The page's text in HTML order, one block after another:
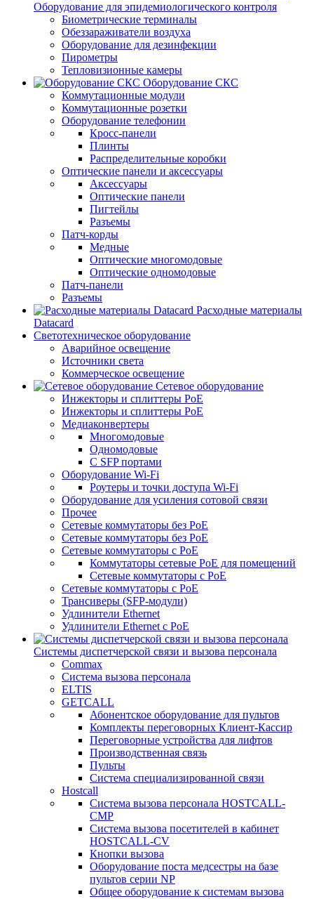
Оборудование для эпидемиологического контроля
Биометрические терминалы
Обеззараживатели воздуха
Оборудование для дезинфекции
Пирометры
Тепловизионные камеры
Оборудование СКС
Коммутационные модули
Коммутационные розетки
Оборудование телефонии
Кросс-панели
Плинты
Распределительные коробки
Оптические панели и аксессуары
Аксессуары
Оптические панели
Пигтейлы
Разъемы
Патч-корды
Медные
Оптические многомодовые
Оптические одномодовые
Патч-панели
Разъемы
Расходные материалы
Datacard
Светотехническое оборудование
Аварийное освещение
Источники света
Коммерческое освещение
Сетевое оборудование
Инжекторы и сплиттеры PoE
Инжекторы и сплиттеры РоЕ
Медиаконвертеры
Многомодовые
Одномодовые
С SFP портами
Оборудование Wi-Fi
Роутеры и точки доступа Wi-Fi
Оборудование для усиления сотовой связи
Прочее
Сетевые коммутаторы без PoE
Сетевые коммутаторы без РоЕ
Сетевые коммутаторы с PoE
Коммутаторы сетевые PoE для помещений
Сетевые коммутаторы с PoE
Сетевые коммутаторы с РоЕ
Трансиверы (SFP-модули)
Удлинители Ethernet
Удлинители Ethernet с PoE
Системы диспетчерской связи и вызова персонала
Commax
Cистема вызова персонала
ELTIS
GETCALL
Абонентское оборудование для пультов
Комплекты переговорных Клиент-Кассир
Переговорные устройства для лифтов
Производственная связь
Пульты
Система специализированной связи
Hostcall
Cистема вызова персонала HOSTCALL-
CMP
Cистема вызова посетителей в кабинет
HOSTCALL-CV
Кнопки вызова
Оборудование поста медсестры на базе
пультов серии NP
Общее оборудование к системам вызова